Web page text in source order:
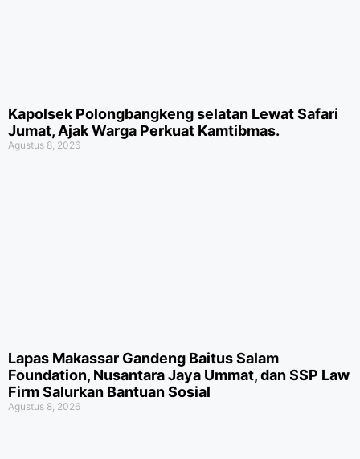
Kapolsek Polongbangkeng selatan Lewat Safari
Jumat, Ajak Warga Perkuat Kamtibmas.
Agustus 8, 2026
Lapas Makassar Gandeng Baitus Salam
Foundation, Nusantara Jaya Ummat, dan SSP Law
Firm Salurkan Bantuan Sosial
Agustus 8, 2026